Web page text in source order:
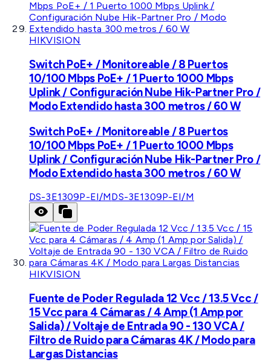
HIKVISION
Switch PoE+ / Monitoreable / 8 Puertos
10/100 Mbps PoE+ / 1 Puerto 1000 Mbps
Uplink / Configuración Nube Hik-Partner Pro /
Modo Extendido hasta 300 metros / 60 W
Switch PoE+ / Monitoreable / 8 Puertos
10/100 Mbps PoE+ / 1 Puerto 1000 Mbps
Uplink / Configuración Nube Hik-Partner Pro /
Modo Extendido hasta 300 metros / 60 W
DS-3E1309P-EI/MDS-3E1309P-EI/M
HIKVISION
Fuente de Poder Regulada 12 Vcc / 13.5 Vcc /
15 Vcc para 4 Cámaras / 4 Amp (1 Amp por
Salida) / Voltaje de Entrada 90 - 130 VCA /
Filtro de Ruido para Cámaras 4K / Modo para
Largas Distancias